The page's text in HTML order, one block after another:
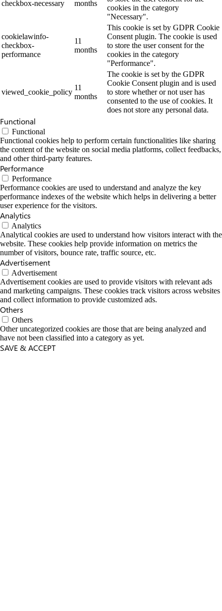
checkbox-necessary
months
cookies in the category
"Necessary".
cookielawinfo-
checkbox-
performance
11
months
This cookie is set by GDPR Cookie
Consent plugin. The cookie is used
to store the user consent for the
cookies in the category
"Performance".
viewed_cookie_policy
11
months
The cookie is set by the GDPR
Cookie Consent plugin and is used
to store whether or not user has
consented to the use of cookies. It
does not store any personal data.
Functional
Functional
Functional cookies help to perform certain functionalities like sharing
the content of the website on social media platforms, collect feedbacks,
and other third-party features.
Performance
Performance
Performance cookies are used to understand and analyze the key
performance indexes of the website which helps in delivering a better
user experience for the visitors.
Analytics
Analytics
Analytical cookies are used to understand how visitors interact with the
website. These cookies help provide information on metrics the
number of visitors, bounce rate, traffic source, etc.
Advertisement
Advertisement
Advertisement cookies are used to provide visitors with relevant ads
and marketing campaigns. These cookies track visitors across websites
and collect information to provide customized ads.
Others
Others
Other uncategorized cookies are those that are being analyzed and
have not been classified into a category as yet.
SAVE & ACCEPT